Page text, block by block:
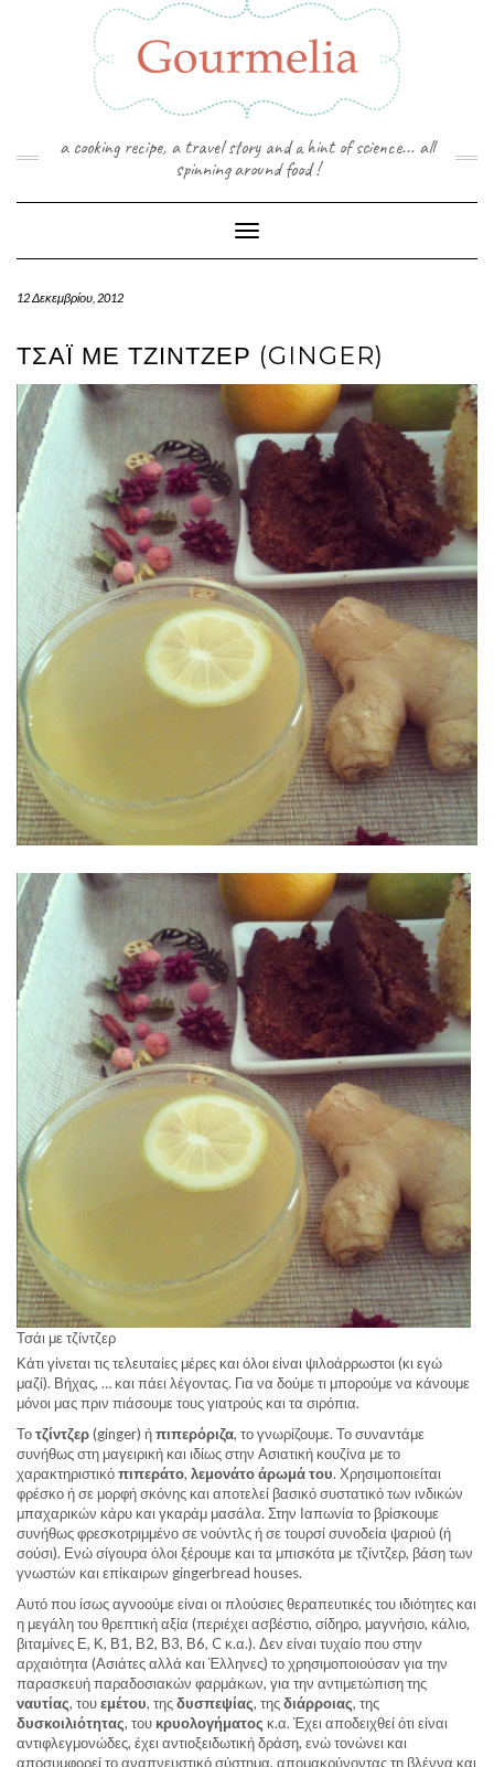
a cooking recipe, a travel story and a hint of science... all
spinning around food !
Toggle Navigation
12 Δεκεμβρίου, 2012
ΤΣΆΙ ΜΕ ΤΖΊΝΤΖΕΡ (GINGER)
Τσάι με τζίντζερ
Κάτι γίνεται τις τελευταίες μέρες και όλοι είναι ψιλοάρρωστοι (κι εγώ
μαζί). Βήχας, … και πάει λέγοντας. Για να δούμε τι μπορούμε να κάνουμε
μόνοι μας πριν πιάσουμε τους γιατρούς και τα σιρόπια.
Τοτζίντζερ(ginger) ήπιπερόριζα, το γνωρίζουμε. Το συναντάμε
συνήθως στη μαγειρική και ιδίως στην Ασιατική κουζίνα με το
χαρακτηριστικόπιπεράτο, λεμονάτοάρωμά του. Χρησιμοποιείται
φρέσκο ή σε μορφή σκόνης και αποτελεί βασικό συστατικό των ινδικών
μπαχαρικών κάρυ και γκαράμ μασάλα. Στην Ιαπωνία το βρίσκουμε
συνήθως φρεσκοτριμμένο σε νούντλς ή σε τουρσί συνοδεία ψαριού (ή
σούσι). Ενώ σίγουρα όλοι ξέρουμε και τα μπισκότα με τζίντζερ, βάση των
γνωστών και επίκαιρων gingerbread houses.
Αυτό που ίσως αγνοούμε είναι οι πλούσιες θεραπευτικές του ιδιότητες και
η μεγάλη του θρεπτική αξία (περιέχει ασβέστιο, σίδηρο, μαγνήσιο, κάλιο,
βιταμίνες Ε, Κ, Β1, Β2, Β3, Β6, C κ.α.). Δεν είναι τυχαίο που στην
αρχαιότητα (Ασιάτες αλλά και Έλληνες) το χρησιμοποιούσαν για την
παρασκευή παραδοσιακών φαρμάκων, για την αντιμετώπιση της
ναυτίας, τουεμέτου, τηςδυσπεψίας, τηςδιάρροιας, της
δυσκοιλιότητας, του κρυολογήματος κ.α. Έχει αποδειχθεί ότι είναι
αντιφλεγμονώδες, έχει αντιοξειδωτική δράση, ενώ τονώνει και
αποσυμφορεί το αναπνευστικό σύστημα, απομακρύνοντας τη βλέννα και